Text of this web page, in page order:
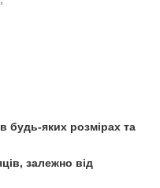
яких розмірах та
залежно від